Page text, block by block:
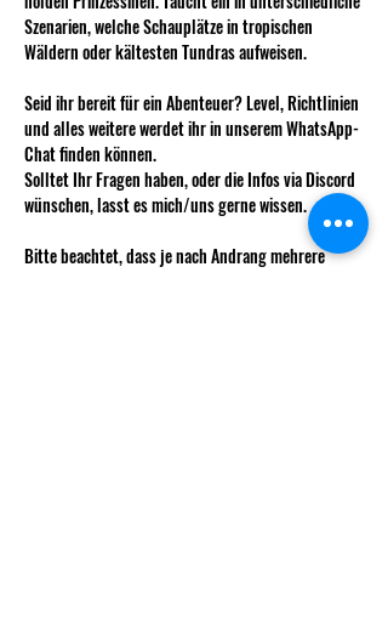
Szenarien, welche Schauplätze in tropischen
Wäldern oder kältesten Tundras aufweisen.
Seid ihr bereit für ein Abenteuer? Level, Richtlinien
und alles weitere werdet ihr in unserem WhatsApp-
Chat finden können.
Solltet Ihr Fragen haben, oder die Infos via Discord
wünschen, lasst es mich/uns gerne wissen.
Bitte beachtet, dass je nach Andrang mehrere